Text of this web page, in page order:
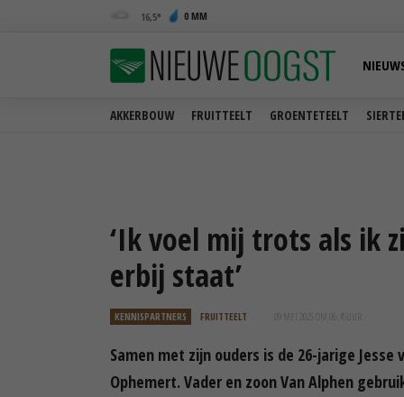
16,5 0 MM
AKKERBOUW FRUITTEELT GROENTETEELT
‘Ik voel mij trots als ik
erbij staat’
KENNISPARTNERS FRUITTEELT 09 MEI 2025 OM 06:45
Samen met zijn ouders is de 26-jarige
Ophemert. Vader en zoon Van Alphen